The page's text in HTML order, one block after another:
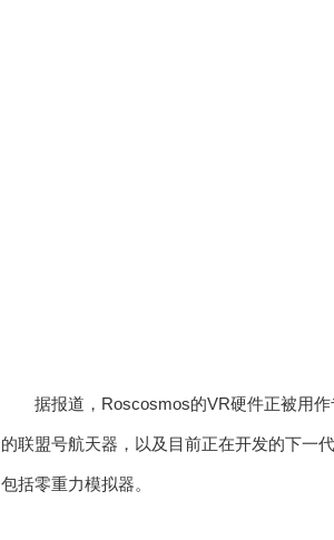
据报道，Roscosmos的VR硬件正被用
的联盟号航天器，以及目前正在开发的下一
包括零重力模拟器。